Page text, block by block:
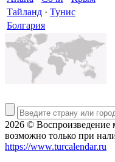
Тайланд · Тунис
Болгария
2026 © Воспроизведение
возможно только при
https://www.turcalendar.ru